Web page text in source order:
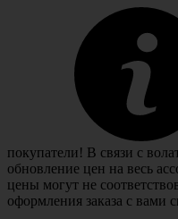
покупатели! В связи с
обновление цен на весь
цены могут не
оформления заказа с вами